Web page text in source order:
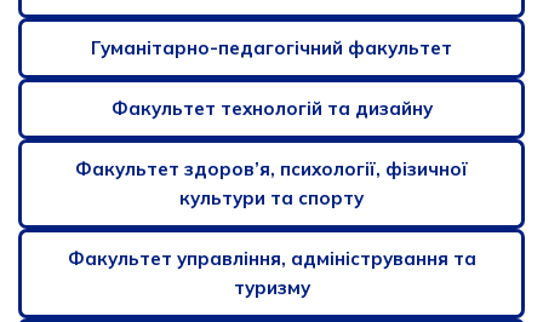
Гуманітарно-педагогічний факультет
Факультет технологій та дизайну
Факультет здоров’я, психології, фізичної
культури та спорту
Факультет управління, адміністрування та
туризму